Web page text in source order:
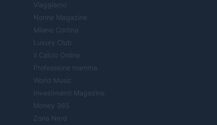
Viaggiamo
Nonne Magazine
Milano Cortina
Luxury Club
Il Calcio Online
Professione mamma
World Music
Investimenti Magazine
Money 365
Zona Nerd